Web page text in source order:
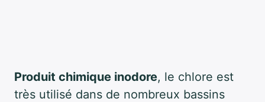
Produit chimique inodore, le chlore est
très utilisé dans de nombreux bassins